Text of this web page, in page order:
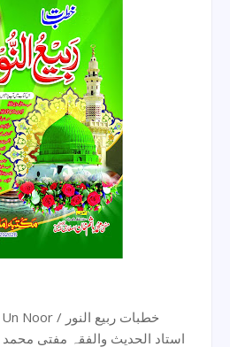
Khutbat E Rabi Un Noor / خطبات ربیع النور